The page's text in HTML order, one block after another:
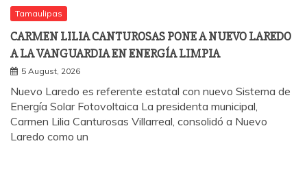
Tamaulipas
CARMEN LILIA CANTUROSAS PONE A NUEVO LAREDO
A LA VANGUARDIA EN ENERGÍA LIMPIA
5 August, 2026
Nuevo Laredo es referente estatal con nuevo Sistema de
Energía Solar Fotovoltaica La presidenta municipal,
Carmen Lilia Canturosas Villarreal, consolidó a Nuevo
Laredo como un